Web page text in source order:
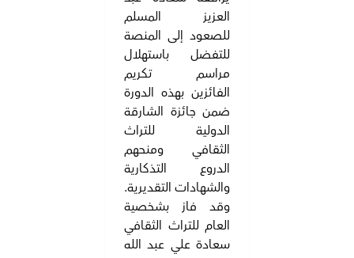
العزيز المسلم
للصعود إلى المنصة
للتفضل باستهلال
مراسم تكريم
الفائزين بهذه الدورة
ضمن جائزة الشارقة
الدولية للتراث
الثقافي ومنحهم
الدروع التذكارية
والشهادات التقديرية.
وقد فاز بشخصية
العام للتراث الثقافي
سعادة علي عبد الله